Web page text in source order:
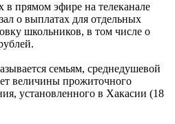
в прямом эфире на телеканале
о выплатах для отдельных
школьников, в том числе о
семьям, среднедушевой
величины прожиточного
установленного в Хакасии (18